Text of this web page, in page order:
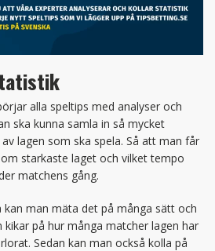
alla speltips med analyser och
ska kunna samla in så mycket
lagen som ska spela. Så att man får
starkaste laget och vilket tempo
matchens gång.
kan man mäta det på många sätt och
kikar på hur många matcher lagen har
Sedan kan man också kolla på